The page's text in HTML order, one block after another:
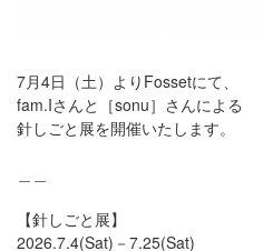
7月4日（土）よりFossetにて、
fam.Iさんと［sonu］さんによる
針しごと展を開催いたします。
【針しごと展】
2026.7.4(Sat)－7.25(Sat)